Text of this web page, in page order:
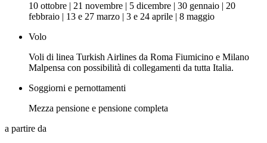
10 ottobre | 21 novembre | 5 dicembre | 30 gennaio | 20
febbraio | 13 e 27 marzo | 3 e 24 aprile | 8 maggio
Volo
Voli di linea Turkish Airlines da Roma Fiumicino e Milano
Malpensa con possibilità di collegamenti da tutta Italia.
Soggiorni e pernottamenti
Mezza pensione e pensione completa
a partire da